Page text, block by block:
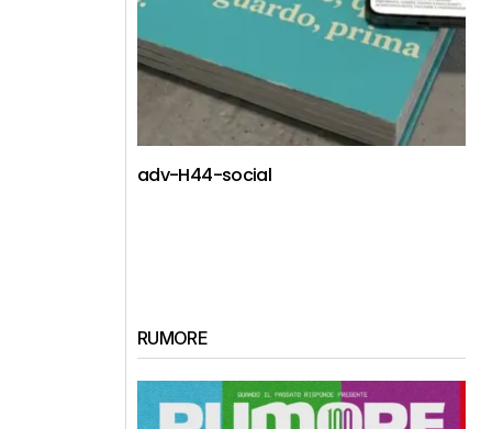
adv-H44-social
RUMORE